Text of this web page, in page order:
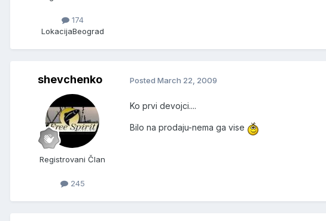
174
LokacijaBeograd
shevchenko
Registrovani Član
245
Posted March 22, 2009
Ko prvi devojci....
Bilo na prodaju-nema ga vise